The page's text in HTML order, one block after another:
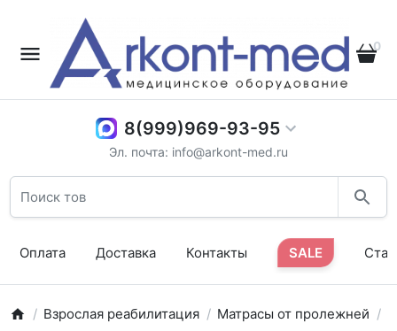
0
8(999)969-93-95
Эл. почта: info@arkont-med.ru
Оплата Доставка Контакты SALE
Взрослая реабилитация Матрасы от пролежней